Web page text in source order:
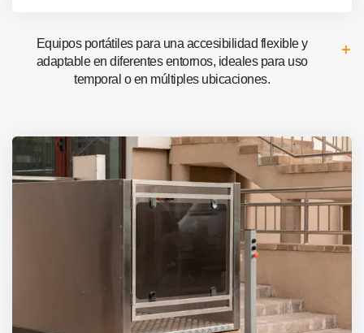
Equipos portátiles para una accesibilidad flexible y
adaptable en diferentes entornos, ideales para uso
temporal o en múltiples ubicaciones.